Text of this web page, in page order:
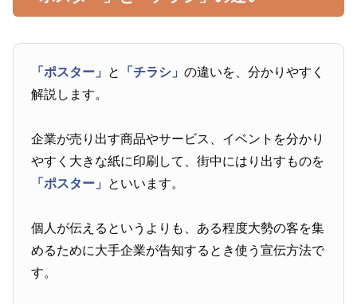
「ポスター」 と 「チラシ」の違いを、分かりやすく
解説します。
企業が売り出す商品やサービス、イベントを分かり
やすく大きな紙に印刷して、街中にはり出すものを
「ポスター」 といいます。
個人が伝えるというよりも、ある程度大勢の客を集
めるために大手企業が告知するとき使う宣伝方法で
す。